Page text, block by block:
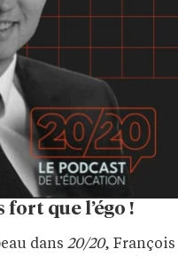
que l’égo !
dans 20/20, François